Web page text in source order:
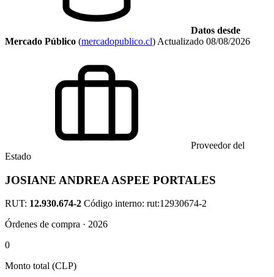
Datos desde
Mercado Público (mercadopublico.cl) Actualizado 08/08/2026
Proveedor del
Estado
JOSIANE ANDREA ASPEE PORTALES
RUT: 12.930.674-2 Código interno: rut:12930674-2
Órdenes de compra · 2026
0
Monto total (CLP)